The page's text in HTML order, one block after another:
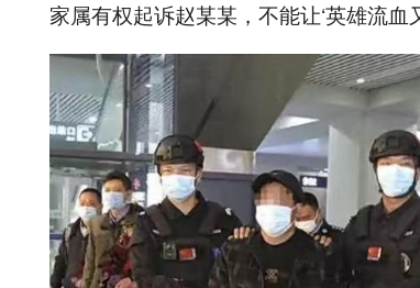
家属有权起诉赵某某，不能让‘英雄流血